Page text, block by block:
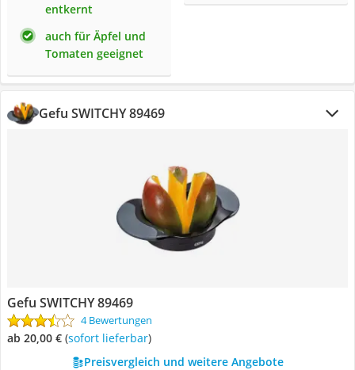
entkernt
auch für Äpfel und
Tomaten geeignet
Gefu SWITCHY 89469
Gefu SWITCHY 89469
4 Bewertungen
ab 20,00 € ( Sofort lieferbar)
Preisvergleich und weitere Angebote